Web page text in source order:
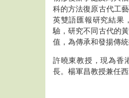
科的方法復原古代工
英雙語匯報研究結果
驗，研究不同古代的
值，為傳承和發揚傳統
許曉東教授，現為香
長。楊軍昌教授兼任